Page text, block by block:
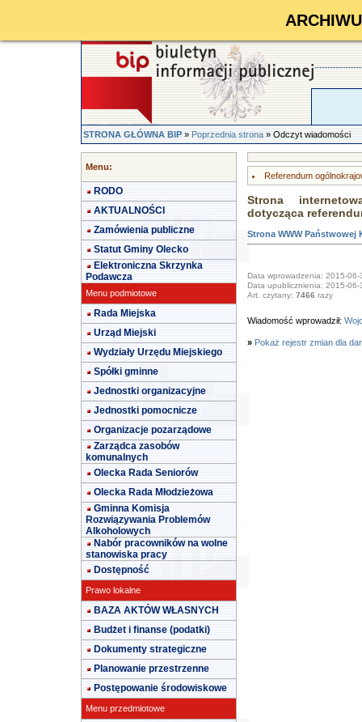
STRONA GŁÓWNA BIP»Poprzednia strona» Odczyt wiadomości
Menu:
RODO
AKTUALNOŚCI
Zamówienia publiczne
Statut Gminy Olecko
Elektroniczna Skrzynka
Podawcza
Menu podmiotowe
Rada Miejska
Urząd Miejski
Wydziały Urzędu Miejskiego
Spółki gminne
Jednostki organizacyjne
Jednostki pomocnicze
Organizacje pozarządowe
Zarządca zasobów
komunalnych
Olecka Rada Seniorów
Olecka Rada Młodzieżowa
Gminna Komisja
Rozwiązywania Problemów
Alkoholowych
Nabór pracowników na wolne
stanowiska pracy
Dostępność
Prawo lokalne
BAZA AKTÓW WŁASNYCH
Budżet i finanse (podatki)
Dokumenty strategiczne
Planowanie przestrzenne
Postępowanie środowiskowe
Menu przedmiotowe
Referendum
Strona
dotycząca
Strona WWW Państwowej
Data wprowadzenia: 2015-06-
Data upublicznienia: 2015-06-
Art. czytany: 7466 razy
Wiadomość wprowadził:
» Pokaż rejestr zmian dla